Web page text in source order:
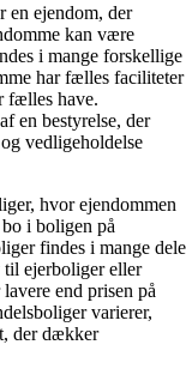
en ejendom, der
kan være
i mange forskellige
har fælles faciliteter
fælles have.
en bestyrelse, der
vedligeholdelse
hvor ejendommen
i boligen på
findes i mange dele
ejerboliger eller
end prisen på
varierer,
der dækker